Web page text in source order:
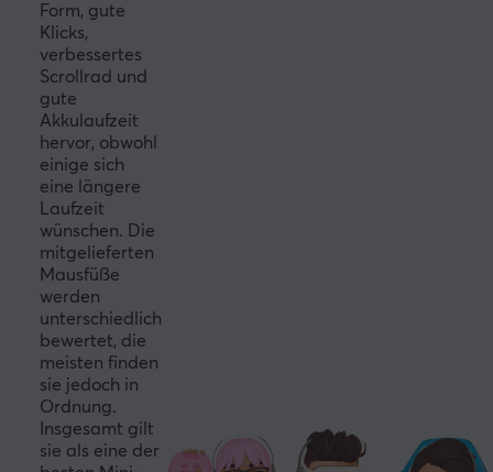
PixArt PAW3395
Schaltertyp
Optisch
Sensor
Optisch
DPI
26000 dpi
Höchstbeschleunigung
50 G
Scrollrad
Ja
Farbe
Gelb, Orange
IPS
Form, gute
Klicks,
verbessertes
Scrollrad und
gute
Akkulaufzeit
hervor, obwohl
einige sich
eine längere
Laufzeit
wünschen. Die
mitgelieferten
Mausfüße
werden
unterschiedlich
bewertet, die
meisten finden
sie jedoch in
Ordnung.
Insgesamt gilt
sie als eine der